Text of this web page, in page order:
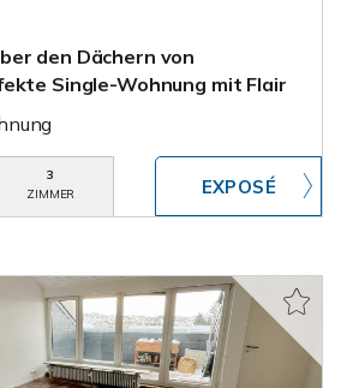
den Dächern von
Single-Wohnung mit Flair
3
ZIMMER